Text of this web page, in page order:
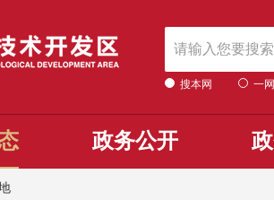
搜本网 一
政务公开